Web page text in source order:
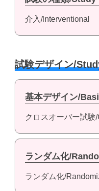
介入/Interventional
試験デザイン/
基本デザイン/
クロスオーバー試験
ランダム化/
ランダム化/